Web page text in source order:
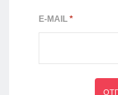
E-MAIL *